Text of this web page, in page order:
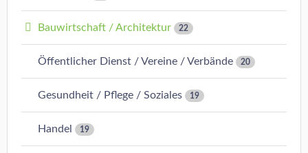
Bauwirtschaft / Architektur 22
Öffentlicher Dienst / Vereine / Verbände 20
Gesundheit / Pflege / Soziales 19
Handel 19